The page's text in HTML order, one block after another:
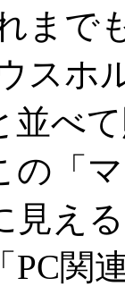
まで
スホ
並べ
「
見え
PC関